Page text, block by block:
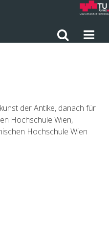
der Antike, danach für
Hochschule Wien,
Hochschule Wien